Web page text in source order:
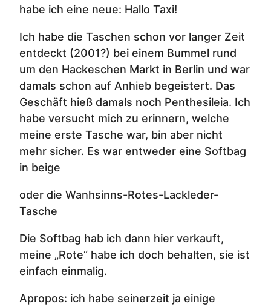
habe ich eine neue: Hallo Taxi!
Ich habe die Taschen schon vor langer Zeit
entdeckt (2001?) bei einem Bummel rund
um den Hackeschen Markt in Berlin und war
damals schon auf Anhieb begeistert. Das
Geschäft hieß damals noch Penthesileia. Ich
habe versucht mich zu erinnern, welche
meine erste Tasche war, bin aber nicht
mehr sicher. Es war entweder eine Softbag
in beige
oder die Wanhsinns-Rotes-Lackleder-
Tasche
Die Softbag hab ich dann hier verkauft,
meine „Rote“ habe ich doch behalten, sie ist
einfach einmalig.
Apropos: ich habe seinerzeit ja einige